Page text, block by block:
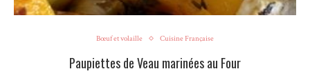
Bœuf et volaille Cuisine Française
Paupiettes de Veau marinées au Four